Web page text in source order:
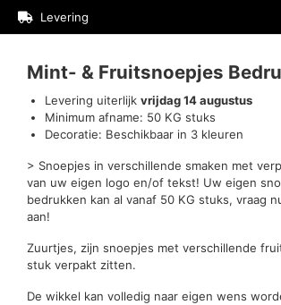
Levering
Mint- & Fruitsnoepjes
Levering uiterlijk vrijdag 14 augustus
Minimum afname: 50 KG stuks
Decoratie: Beschikbaar in 3 kleuren
> Snoepjes in verschillende smaken met
van uw eigen logo en/of tekst! Uw eigen
bedrukken kan al vanaf 50 KG stuks, vraag
aan!
Zuurtjes, zijn snoepjes met verschillende
stuk verpakt zitten.
De wikkel kan volledig naar eigen wens